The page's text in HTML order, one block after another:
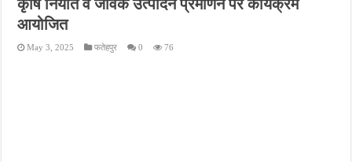
पीएमजीएसवाई सड़क की हालत पर फिर उठे सवाल, ग्रामीणों ने गड्ढों और जलभराव की बताई
कृषि निर्यात व जैविक उत्पादन प्रमाणन पर कार्यक्रम
आयोजित
May 3, 2025 फतेहपुर 0 76